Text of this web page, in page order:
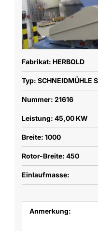
Fabrikat: HERBOLD
Typ: SCHNEIDMÜHLE
Nummer: 21616
Leistung: 45,00 KW
Breite: 1000
Rotor-Breite: 450
Einlaufmasse:
Anmerkung: